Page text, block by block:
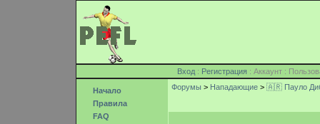
Вход : Регистрация : Аккаунт :
Начало
Правила
FAQ
Форумы > Нападающие > 🇦🇷 Пауло